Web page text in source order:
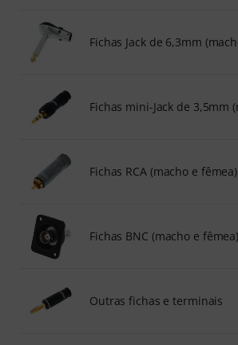
Fichas Jack de 6,3mm
Fichas mini-Jack de 3,5mm
Fichas RCA (macho e fêmea)
Fichas BNC (macho e fêmea)
Outras fichas e terminais